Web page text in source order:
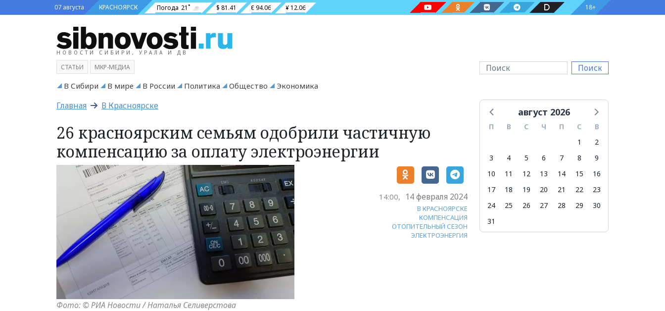
07 августа КРАСНОЯРСК Погода 21˚ $ 81.41 € 94.06 ¥ 12.06 18+
НОВОСТИ СИБИРИ, УРАЛА И ДВ
Поиск
СТАТЬИ МКР-МЕДИА
В Сибири В мире В России Политика Общество Экономика
Главная В Красноярске
26 красноярским семьям одобрили частичную
компенсацию за оплату электроэнергии
Фото: © РИА Новости / Наталья Селиверстова
14:00, 14 февраля 2024
В КРАСНОЯРСКЕ
КОМПЕНСАЦИЯ
ОТОПИТЕЛЬНЫЙ СЕЗОН
ЭЛЕКТРОЭНЕРГИЯ
август 2026
П В С Ч П С
В
1
2
3
4 5 6 7 8
9
10
11 12 13 14 15
16
17
18 19 20 21 22
23
24
25 26 27 28 29
30
31